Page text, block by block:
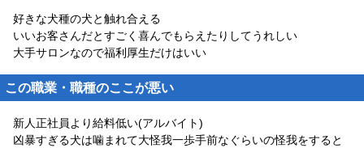
好きな犬種の犬と触れ合える
いいお客さんだとすごく喜んでもらえたりしてうれしい
大手サロンなので福利厚生だけはいい
この職業・職種のここが悪い
新人正社員より給料低い(アルバイト)
凶暴すぎる犬は噛まれて大怪我一歩手前なぐらいの怪我をすると